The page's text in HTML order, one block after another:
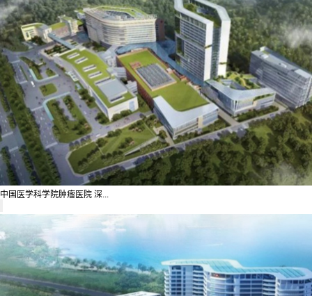
中国医学科学院肿瘤医院 深...